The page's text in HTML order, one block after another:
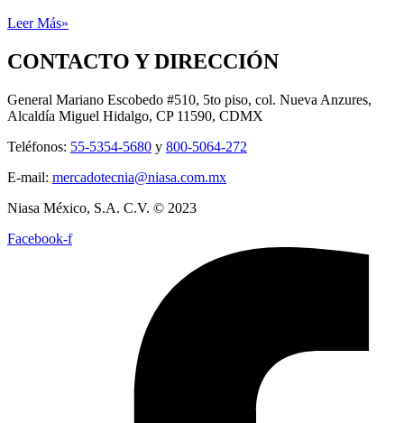
Leer Más»
CONTACTO Y DIRECCIÓN
General Mariano Escobedo #510, 5to piso, col. Nueva Anzures,
Alcaldía Miguel Hidalgo, CP 11590, CDMX
Teléfonos: 55-5354-5680 y 800-5064-272
E-mail: mercadotecnia@niasa.com.mx
Niasa México, S.A. C.V. © 2023
Facebook-f